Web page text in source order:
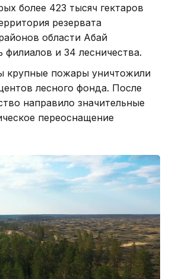
более 423 тысяч гектаров
резервата
области Абай
филиалов и 34 лесничества.
крупные пожары уничтожили
лесного фонда. После
направило значительные
переоснащение